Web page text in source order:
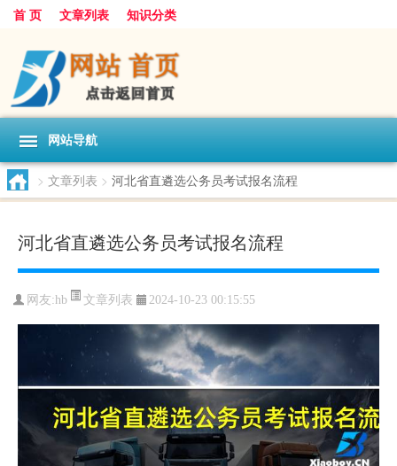
首 页 文章列表 知识分类
网站导航
> 文章列表 > 河北省直遴选公务员考试报名流程
河北省直遴选公务员考试报名流程
网友:hb 文章列表 2024-10-23 00:15:55